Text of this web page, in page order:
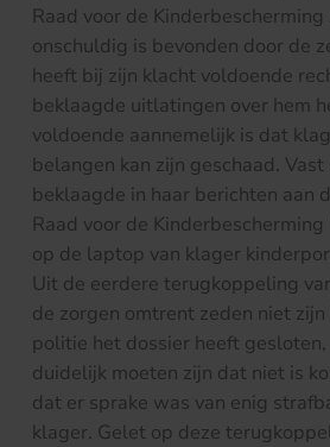
Raad voor de
onschuldig is bevonden door de
heeft bij zijn klacht voldoende
beklaagde uitlatingen over hem
voldoende aannemelijk is dat
belangen kan zijn geschaad.
beklaagde in haar berichten aan
Raad voor de
op de laptop van klager
Uit de eerdere terugkoppeling
de zorgen omtrent zeden niet
politie het dossier heeft
duidelijk moeten zijn dat niet is
dat er sprake was van enig
klager. Gelet op deze